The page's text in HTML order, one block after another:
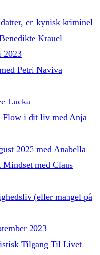
en kynisk kriminel
Krauel
2023
Petri Naviva
Lucka
Flow i dit liv med Anja
2023 med Anabella
Mindset med Claus
(eller mangel på
2023
Tilgang Til Livet